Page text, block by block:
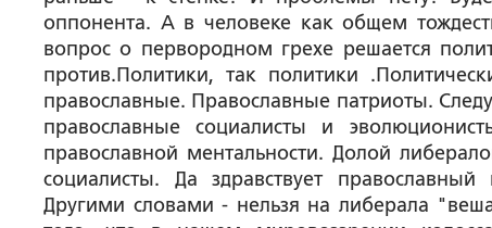
оппонента. А в человеке как общем
вопрос о первородном грехе решается
против.Политики, так политики
православные. Православные патриоты.
православные социалисты и
православной ментальности. Долой
социалисты. Да здравствует
Другими словами - нельзя на либерала